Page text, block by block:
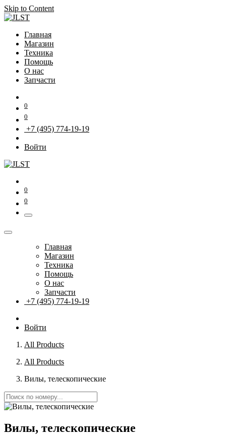
Skip to Content
Главная
Магазин
Техника
Помощь
О нас
Запчасти
0
0
+7 (495) 774-19-19
Войти
0
0
Главная
Магазин
Техника
Помощь
О нас
Запчасти
+7 (495) 774-19-19
Войти
All Products
All Products
Вилы, телескопические
Вилы, телескопические